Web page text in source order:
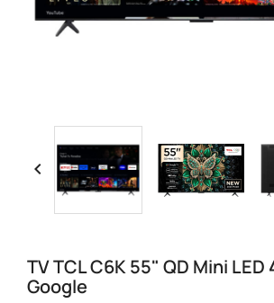

TV TCL C6K 55" QD Mini LED
Google